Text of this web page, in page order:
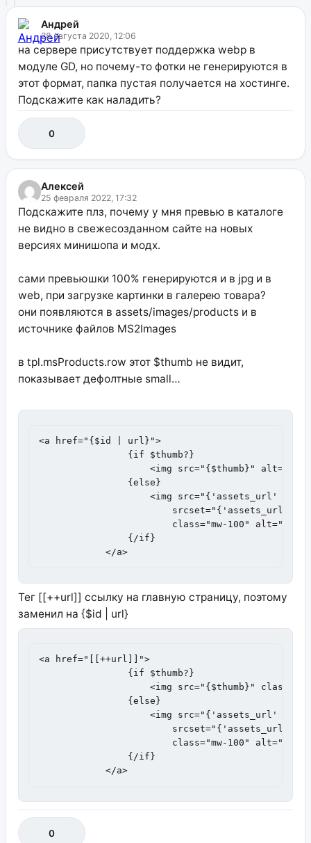
Андрей
28 августа 2020, 12:06
на сервере присутствует поддержка webp в
модуле GD, но почему-то фотки не генерируются в
этот формат, папка пустая получается на хостинге.
Подскажите как наладить?
0
Алексей
25 февраля 2022, 17:32
Подскажите плз, почему у мня превью в каталоге
не видно в свежесозданном сайте на новых
версиях минишопа и модх.
сами превьюшки 100% генерируются и в jpg и в
web, при загрузке картинки в галерею товара?
они появляются в assets/images/products и в
источнике файлов MS2Images
в tpl.msProducts.row этот $thumb не видит,
показывает дефолтные small…
<a href="{$id | url}">
                {if $thumb?}
<img src="{$thumb}"
                {else}
<img src="{'assets_url' |
srcset="{'assets_url' |
class="mw-100"
                {/if}
            </a>
Тег [[++url]] ссылку на главную страницу, поэтому
заменил на {$id | url}
<a href="[[++url]]">
                {if $thumb?}
<img src="{$thumb}"
                {else}
<img src="{'assets_url' |
srcset="{'assets_url' |
class="mw-100"
                {/if}
            </a>
0